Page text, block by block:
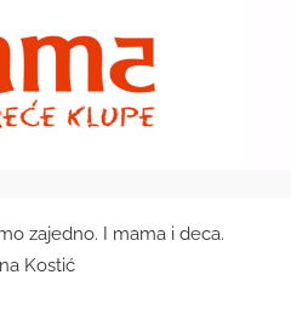
zajedno. I mama i deca.
Kostić